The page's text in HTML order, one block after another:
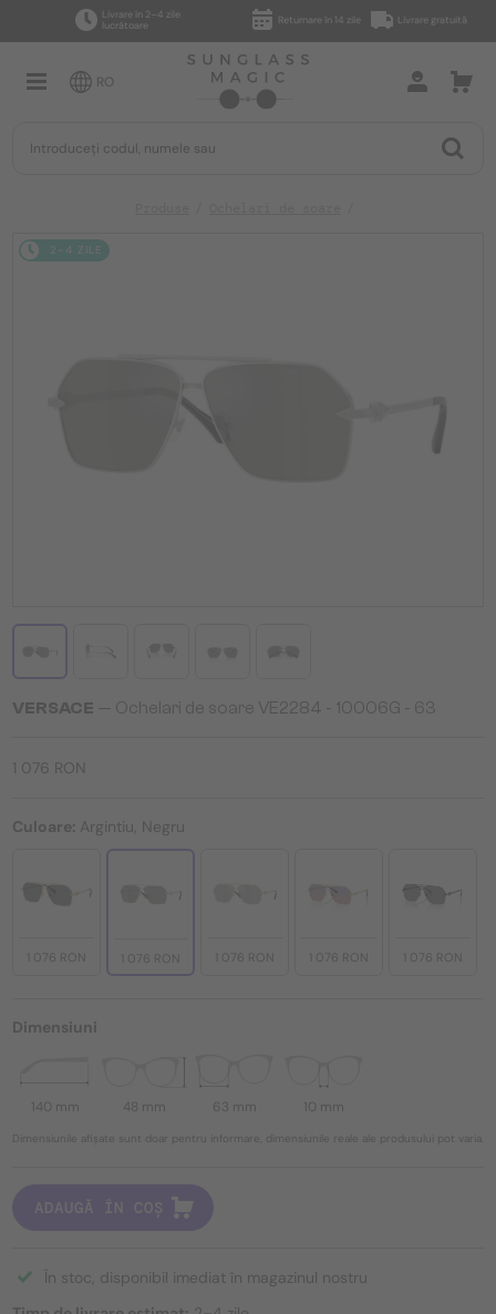
Livrare în 2–4 zile
lucrătoare
Returnare în 14 zile Livrare gratuită
RO
2-4 ZILE
VERSACE — Ochelari de soare VE2284 - ​10006G - ​63
1 076 RON
Culoare: Argintiu, Negru
1 076 RON 1 076 RON 1 076 RON 1 076 RON 1 076 RON
Dimensiuni
140 mm 48 mm 63 mm 10 mm
Dimensiunile afișate sunt doar pentru informare, dimensiunile reale ale produsului pot varia.
ADAUGĂ ÎN COȘ
În stoc, disponibil imediat în magazinul nostru